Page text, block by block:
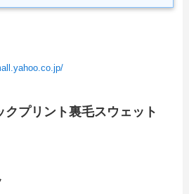
クプリント裏毛スウェット